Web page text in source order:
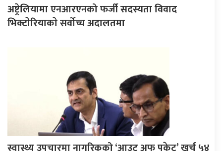
अष्ट्रेलियामा एनआरएनको फर्जी सदस्यता विवाद
भिक्टाेरियाकाे सर्वोच्च अदालतमा